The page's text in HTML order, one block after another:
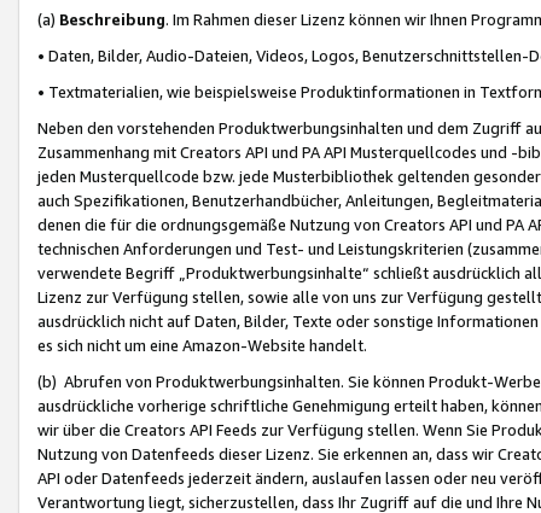
(a) Beschreibung. Im Rahmen dieser Lizenz können wir Ihnen
• Daten, Bilder, Audio-Dateien, Videos, Logos, Benutzerschnittstellen-
• Textmaterialien, wie beispielsweise Produktinformationen in
Neben den vorstehenden Produktwerbungsinhalten und dem Zugriff
Zusammenhang mit Creators API und PA API Musterquellcodes und
jeden Musterquellcode bzw. jede Musterbibliothek geltenden
auch Spezifikationen, Benutzerhandbücher, Anleitungen,
denen die für die ordnungsgemäße Nutzung von Creators API und PA
technischen Anforderungen und Test- und Leistungskriterien
verwendete Begriff „Produktwerbungsinhalte“ schließt ausdrücklich
Lizenz zur Verfügung stellen, sowie alle von uns zur Verfügung
ausdrücklich nicht auf Daten, Bilder, Texte oder sonstige
es sich nicht um eine Amazon-Website handelt.
(b) Abrufen von Produktwerbungsinhalten. Sie können Produkt-
ausdrückliche vorherige schriftliche Genehmigung erteilt haben,
wir über die Creators API Feeds zur Verfügung stellen. Wenn Sie
Nutzung von Datenfeeds dieser Lizenz. Sie erkennen an, dass wir
API oder Datenfeeds jederzeit ändern, auslaufen lassen oder neu
Verantwortung liegt, sicherzustellen, dass Ihr Zugriff auf die und Ihre